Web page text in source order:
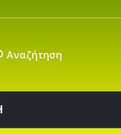
Αναζήτηση